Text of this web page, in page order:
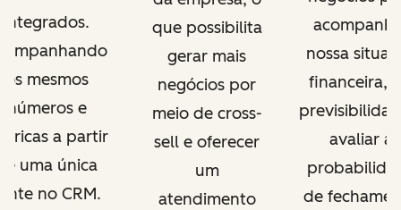
integrados.
os mesmos
números e
a partir
uma única
no CRM.
que possibilita
gerar mais
negócios por
meio de cross-
sell e oferecer
um
atendimento
nossa
financeira,
avaliar a
de